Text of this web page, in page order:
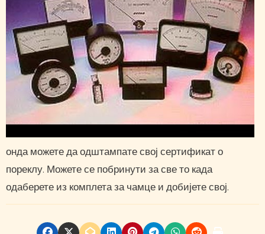
онда можете да одштампате свој сертификат о
пореклу. Можете се побринути за све то када
одаберете из комплета за чамце и добијете свој.